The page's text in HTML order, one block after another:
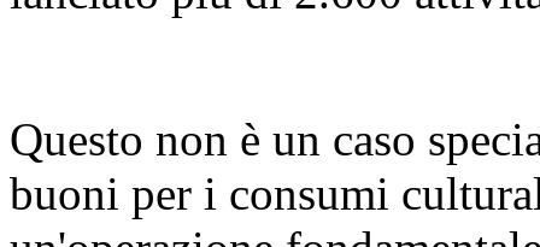
Questo non è un caso
buoni per i consumi